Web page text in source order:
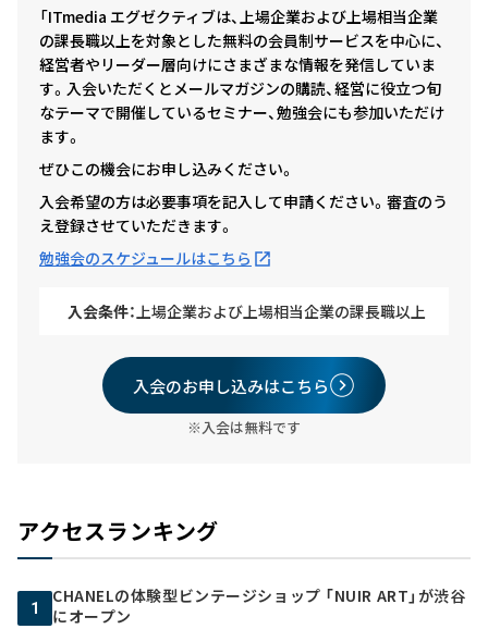
「ITmedia エグゼクティブは、上場企業および上場相当企業
の課長職以上を対象とした無料の会員制サービスを中心に、
経営者やリーダー層向けにさまざまな情報を発信していま
す。入会いただくとメールマガジンの購読、経営に役立つ旬
なテーマで開催しているセミナー、勉強会にも参加いただけ
ます。
ぜひこの機会にお申し込みください。
入会希望の方は必要事項を記入して申請ください。審査のう
え登録させていただきます。
勉強会のスケジュールはこちら
入会条件：上場企業および上場相当企業の課長職以上
入会のお申し込みはこちら
※入会は無料です
アクセスランキング
1
CHANELの体験型ビンテージショップ 「NUIR ART」が渋谷
にオープン